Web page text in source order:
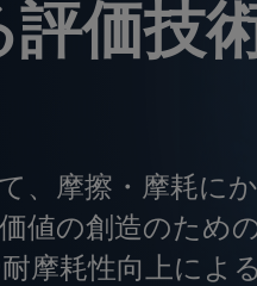
価技
、摩擦・摩耗に
値の創造のため
摩耗性向上によ